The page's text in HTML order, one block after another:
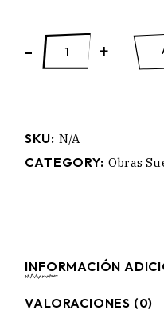
ROMEO Y JULIETA
- +
SKU: N/A
CATEGORY: Obras
INFORMACIÓN
VALORACIONES (0)